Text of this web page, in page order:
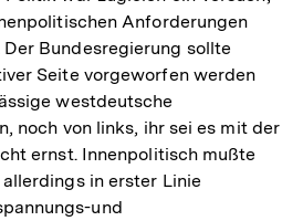
Anforderungen
Bundesregierung sollte
Seite vorgeworfen werden
westdeutsche
noch von links, ihr sei es mit der
ernst. Innenpolitisch mußte
in erster Linie
und